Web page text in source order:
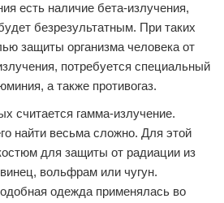
есть наличие бета-излучения,
безрезультатным. При таких
защиты организма человека от
потребуется специальный
а также противогаз.
считается гамма-излучение.
найти весьма сложно. Для этой
для защиты от радиации из
вольфрам или чугун.
одежда применялась во